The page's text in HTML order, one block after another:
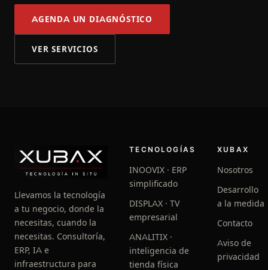
AGENDA UN DIAGNÓSTICO
VER SERVICIOS
Llevamos la tecnología
a tu negocio, donde la
necesitas, cuando la
necesitas. Consultoría,
ERP, IA e
infraestructura para
TECNOLOGÍAS
INOOVIX · ERP
simplificado
DISPLAX · TV
empresarial
ANALITIX ·
inteligencia de
tienda física
XUBAX
Nosotros
Desarrollo
a la medida
Contacto
Aviso de
privacidad